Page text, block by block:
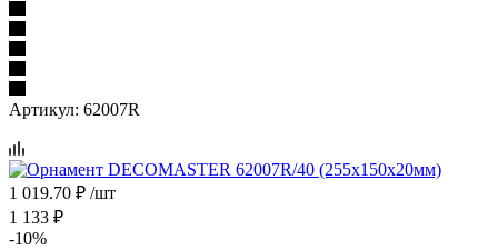
Артикул: 62007R
1 019.70 ₽ /шт
1 133 ₽
-10%